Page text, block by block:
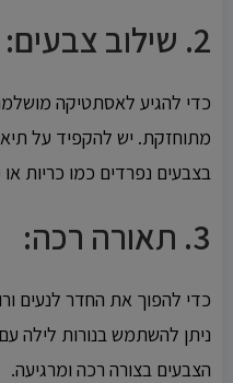
2. שילוב צבעים:
כדי להגיע לאסתטיקה
מתוחזקת. יש להקפיד על
בצבעים נפרדים כמו כריות או
3. תאורה רכה:
כדי להפוך את החדר לנעים
ניתן להשתמש בנורות לילה
הצבעים בצורה רכה ומרגיעה.